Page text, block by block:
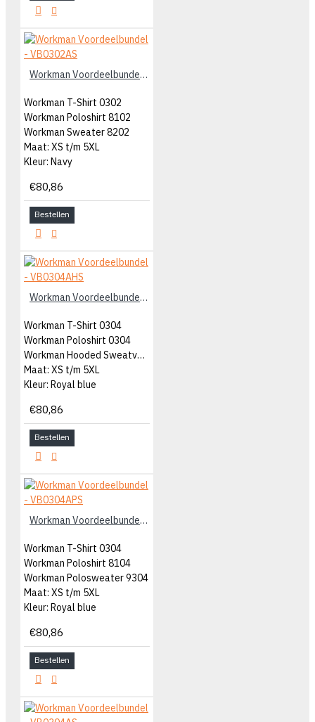
Workman Voordeelbundel - VB0302AS
Workman T-Shirt 0302
Workman Poloshirt 8102
Workman Sweater 8202
Maat: XS t/m 5XL
Kleur: Navy
€80,86
Bestellen
Workman Voordeelbundel - VB0304AHS
Workman T-Shirt 0304
Workman Poloshirt 0304
Workman Hooded Sweatvest 0304
Maat: XS t/m 5XL
Kleur: Royal blue
€80,86
Bestellen
Workman Voordeelbundel - VB0304APS
Workman T-Shirt 0304
Workman Poloshirt 8104
Workman Polosweater 9304
Maat: XS t/m 5XL
Kleur: Royal blue
€80,86
Bestellen